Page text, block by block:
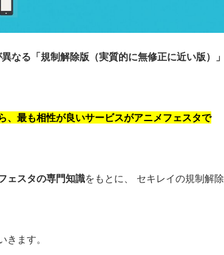
なる「規制解除版（実質的に無修正に近い版）」
、最も相性が良いサービスがアニメフェスタで
ェスタの専門知識をもとに、 セキレイの規制解除
ます。